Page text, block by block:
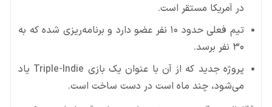
در آمریکا مستقر است.
تیم فعلی حدود ۱۰ نفر عضو دارد و برنامه‌ریزی شده که به
۳۰ نفر برسد.
پروژه جدید که از آن با عنوان یک بازی Triple-Indie یاد
می‌شود، چند ماه است در دست ساخت است.